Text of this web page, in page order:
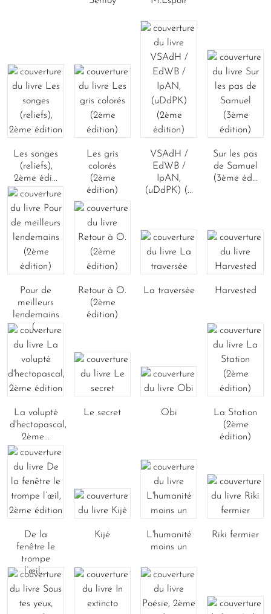
Les songes
(reliefs),
2ème édi...
Les gris
colorés
(2ème
édition)
VSAdH /
EdWB /
IpAN,
(uDdPK) (...
Sur les pas
de Samuel
(3ème éd...
Pour de
meilleurs
lendemains
(...
Retour à O.
(2ème
édition)
La traversée Harvested
La volupté
d'hectopascal,
2ème...
Le secret Obi
La Station
(2ème
édition)
De la
fenêtre le
trompe
l’œil,...
Kijé
L'humanité
moins un
Riki fermier